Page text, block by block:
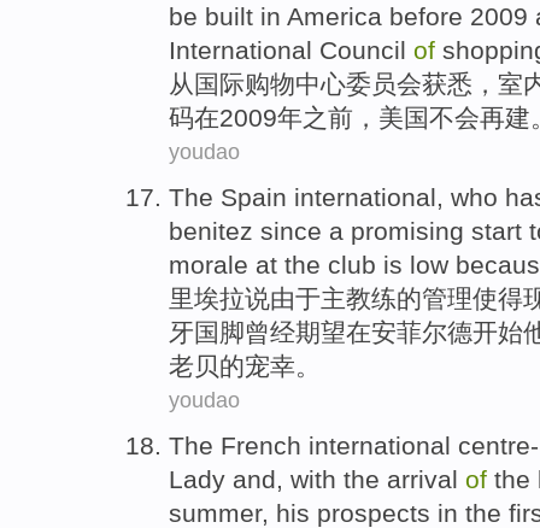
be built in America before 2009
International Council of
从 国际购物中心委员会获悉， 室
码在2009年之前 ， 美国不会再建
youdao
The Spain international, who
benitez since a promising start
morale at the club is low
里埃拉说由于主教练的管理使得
牙国脚曾经期望在安菲尔德开始
老贝的宠幸。
youdao
The French international
Lady and, with the arrival of the
summer, his prospects in the